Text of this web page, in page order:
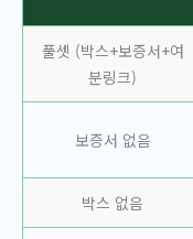
풀셋 (박스+보증서+여
분링크)
보증서 없음
박스 없음